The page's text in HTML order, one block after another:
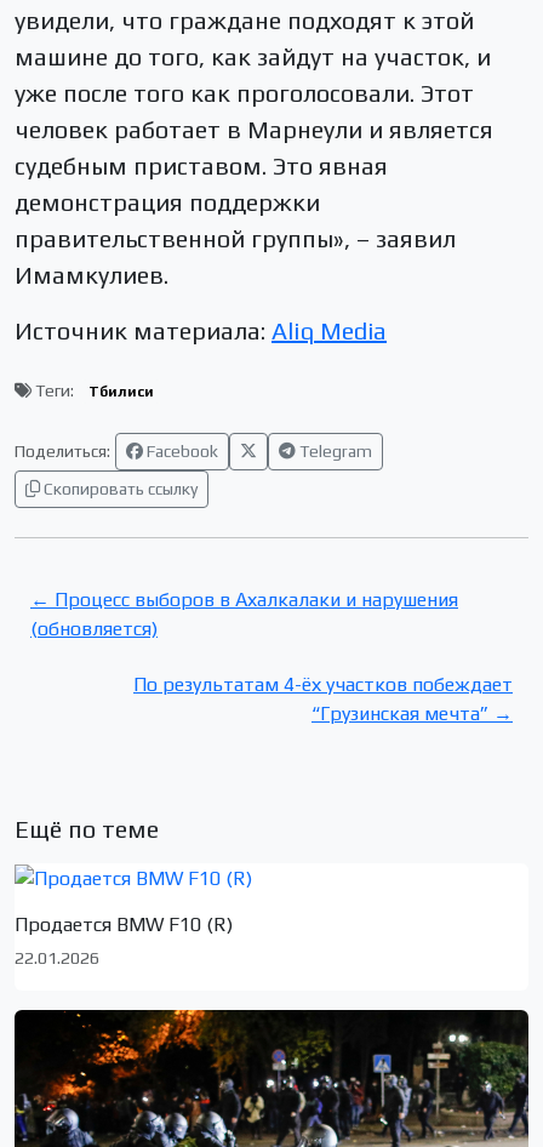
увидели, что граждане подходят к этой
машине до того, как зайдут на участок, и
уже после того как проголосовали. Этот
человек работает в Марнеули и является
судебным приставом. Это явная
демонстрация поддержки
правительственной группы», – заявил
Имамкулиев.
Источник материала: Aliq Media
Теги: Тбилиси
Поделиться: Facebook
Telegram
Скопировать ссылку
← Процесс выборов в Ахалкалаки и нарушения
(обновляется)
По результатам 4-ёх участков побеждает
“Грузинская мечта” →
Ещё по теме
Продается BMW F10 (R)
22.01.2026